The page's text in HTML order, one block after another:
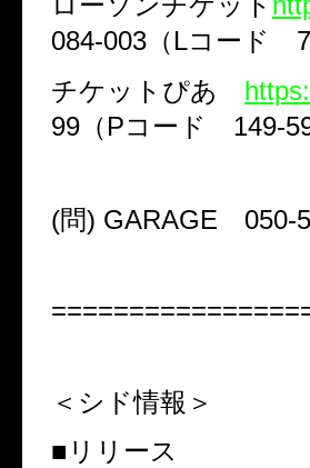
084-003 （Lコード
チケットぴあ
99 （Pコード 149-
(問) GARAGE 050-
＜シド情報＞
■リリース